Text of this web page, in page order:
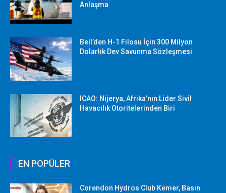
Anlaşma
Bell’den H-1 Filosu İçin 300 Milyon
Dolarlık Dev Savunma Sözleşmesi
ICAO: Nijerya, Afrika’nın Lider Sivil
Havacılık Otoritelerinden Biri
EN POPÜLER
Corendon Hydros Club Kemer, Basın